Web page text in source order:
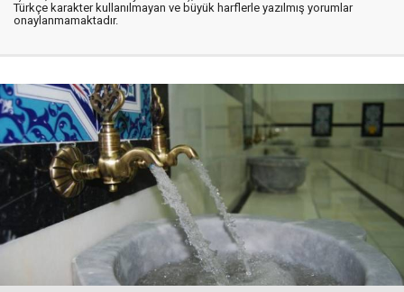
Türkçe karakter kullanılmayan ve büyük harflerle yazılmış yorumlar
onaylanmamaktadır.